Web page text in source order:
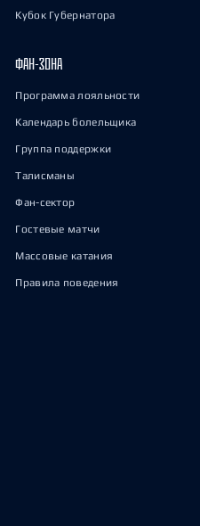
Кубок Губернатора
ФАН-ЗОНА
Программа лояльности
Календарь болельщика
Группа поддержки
Талисманы
Фан-сектор
Гостевые матчи
Массовые катания
Правила поведения